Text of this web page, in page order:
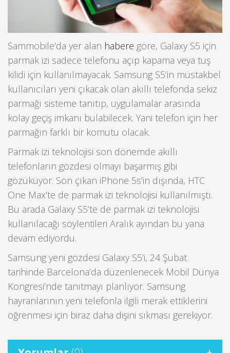
Sammobile’da yer alan habere göre, Galaxy S5 için
parmak izi sadece telefonu açıp kapama veya tuş
kilidi için kullanılmayacak. Samsung S5’in müstakbel
kullanıcıları yeni çıkacak olan akıllı telefonda sekiz
parmağı sisteme tanıtıp, uygulamalar arasında
kolay geçiş imkanı bulabilecek. Yani telefon için her
parmağın farklı bir komutu olacak.
Parmak izi teknolojisi son dönemde akıllı
telefonların gözdesi olmayı başarmış gibi
gözüküyor. Son çıkan iPhone 5s’in dışında, HTC
One Max’te de parmak izi teknolojisi kullanılmıştı.
Bu arada Galaxy S5’te de parmak izi teknolojisi
kullanılacağı söylentileri Aralık ayından bu yana
devam ediyordu.
Samsung yeni gözdesi Galaxy S5’i, 24 Şubat
tarihinde Barcelona’da düzenlenecek Mobil Dünya
Kongresi’nde tanıtmayı planlıyor. Samsung
hayranlarının yeni telefonla ilgili merak ettiklerini
öğrenmesi için biraz daha dişini sıkması gerekiyor.